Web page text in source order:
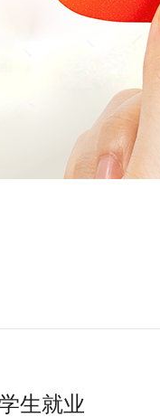
生就业